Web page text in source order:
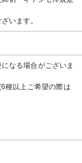
います。
なる場合がございま
種以上ご希望の際は